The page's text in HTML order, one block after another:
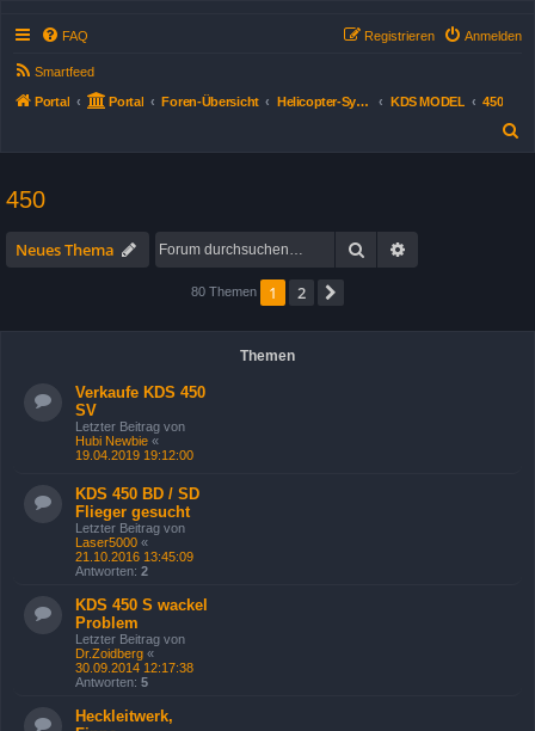
FAQ Anmelden
Registrieren
Smartfeed
Portal Portal Foren-Übersicht Helicopter-Systeme/Typen KDS MODEL
450
450
Neues Thema Suche
80 Themen 1 2
Themen
Verkaufe KDS 450
SV
Letzter Beitrag von
Hubi Newbie «
19.04.2019 19:12:00
KDS 450 BD / SD
Flieger gesucht
Letzter Beitrag von
Laser5000 «
21.10.2016 13:45:09
Antworten: 2
KDS 450 S wackel
Problem
Letzter Beitrag von
Dr.Zoidberg «
30.09.2014 12:17:38
Antworten: 5
Heckleitwerk,